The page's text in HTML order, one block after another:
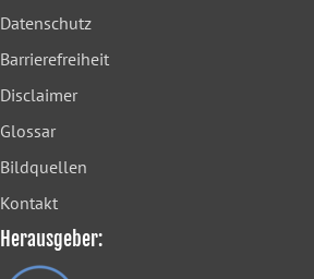
Datenschutz
Barrierefreiheit
Disclaimer
Glossar
Bildquellen
Kontakt
Herausgeber: